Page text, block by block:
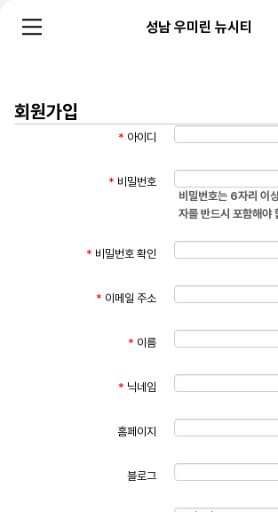
성남 우미린 뉴시티
회원가입
* 아이디
* 비밀번호
비밀번호는 6자리 이
자를 반드시 포함해야
* 비밀번호 확인
* 이메일 주소
* 이름
* 닉네임
홈페이지
블로그